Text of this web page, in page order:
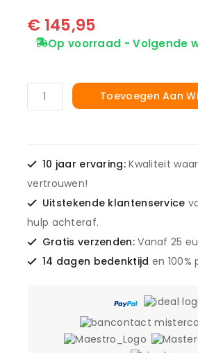
€ 145,95
Op voorraad - Volgende
Toevoegen Aan
10 jaar ervaring:Kwaliteit
vertrouwen!
Uitstekende klantenservice
hulp achteraf.
Gratis verzenden:Vanaf 25
14 dagen bedenktijd en 100%